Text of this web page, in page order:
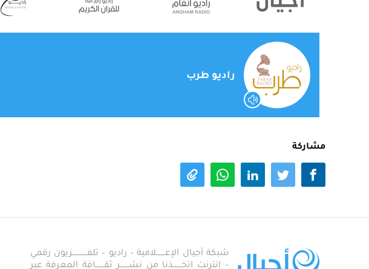
راديو طرب
مشاركة
شبكة أجيال الإعـــــــلامية – راديو – تلفــــــــــــزيون رقمي
– إنترنت اتخـــــــذنا من نشـــــــر ثقـــــــافة المعرفة عبر